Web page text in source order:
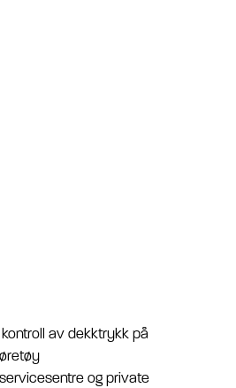
av dekktrykk på
og private